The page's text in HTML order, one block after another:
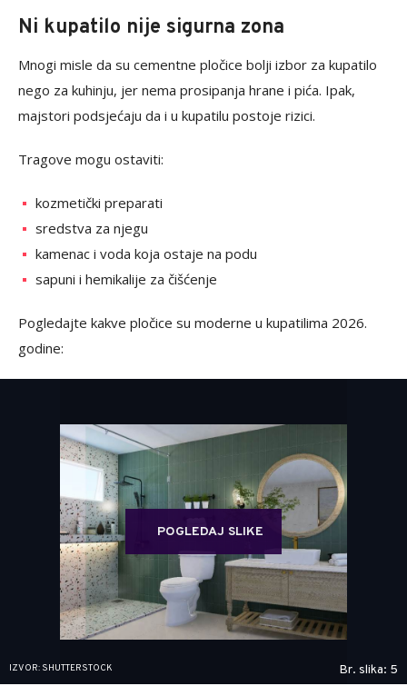
Ni kupatilo nije sigurna zona
Mnogi misle da su cementne pločice bolji izbor za kupatilo
nego za kuhinju, jer nema prosipanja hrane i pića. Ipak,
majstori podsjećaju da i u kupatilu postoje rizici.
Tragove mogu ostaviti:
kozmetički preparati
sredstva za njegu
kamenac i voda koja ostaje na podu
sapuni i hemikalije za čišćenje
Pogledajte kakve pločice su moderne u kupatilima 2026.
godine:
POGLEDAJ SLIKE
IZVOR: SHUTTERSTOCK Br. slika: 5